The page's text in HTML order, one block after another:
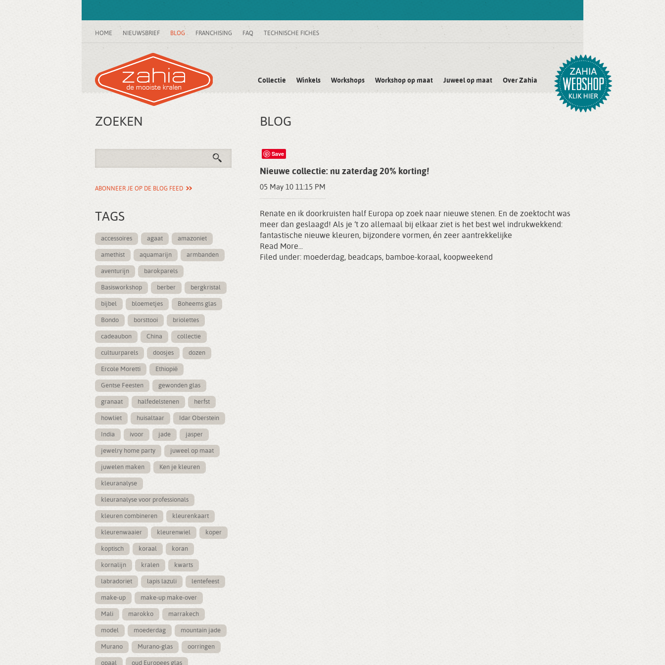
HOME NIEUWSBRIEF BLOG FRANCHISING FAQ TECHNISCHE FICHES
Collectie Winkels Workshops Workshop op maat Juweel op maat Over Zahia
BLOG
Save
Nieuwe collectie: nu zaterdag 20% korting!
05 May 10 11:15 PM
Renate en ik doorkruisten half Europa op zoek naar nieuwe stenen. En de zoektocht was
meer dan geslaagd! Als je ‘t zo allemaal bij elkaar ziet is het best wel indrukwekkend:
fantastische nieuwe kleuren, bijzondere vormen, én zeer aantrekkelijke
Read More...
Filed under: moederdag, beadcaps, bamboe-koraal, koopweekend
ZOEKEN
ABONNEER JE OP DE BLOG FEED
TAGS
accessoires agaat amazoniet
amethist aquamarijn armbanden
aventurijn barokparels
Basisworkshop berber bergkristal
bijbel bloemetjes Boheems glas
Bondo borsttooi briolettes
cadeaubon China collectie
cultuurparels doosjes dozen
Ercole Moretti Ethiopië
Gentse Feesten gewonden glas
granaat halfedelstenen herfst
howliet huisaltaar Idar Oberstein
India ivoor jade jasper
jewelry home party juweel op maat
juwelen maken Ken je kleuren
kleuranalyse
kleuranalyse voor professionals
kleuren combineren kleurenkaart
kleurenwaaier kleurenwiel koper
koptisch koraal koran
kornalijn kralen kwarts
labradoriet lapis lazuli lentefeest
make-up make-up make-over
Mali marokko marrakech
model moederdag mountain jade
Murano Murano-glas oorringen
opaal oud Europees glas